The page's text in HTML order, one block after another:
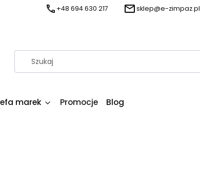
+48 694 630 217 sklep@e-zimpaz.pl
marek Promocje Blog